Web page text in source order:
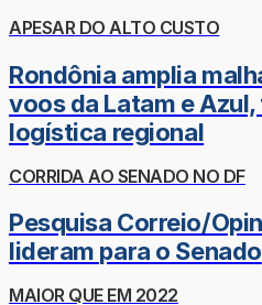
APESAR DO ALTO CUSTO
Rondônia amplia
voos da Latam e
logística regional
CORRIDA AO SENADO NO DF
Pesquisa Correio/
lideram para o Senado
MAIOR QUE EM 2022